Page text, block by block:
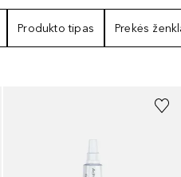
Produkto tipas Prekės